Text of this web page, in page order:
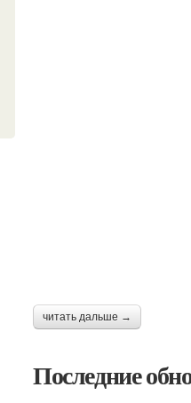
читать дальше →
Последние